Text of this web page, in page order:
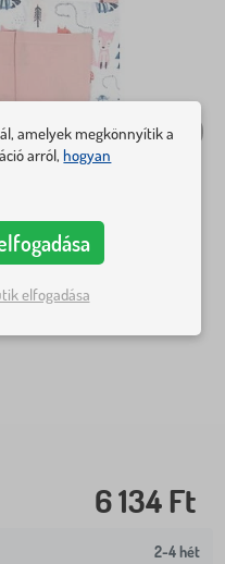
6 134 Ft
2-4 hét
amelyek megkönnyítik a
arról,hogyan
elfogadása